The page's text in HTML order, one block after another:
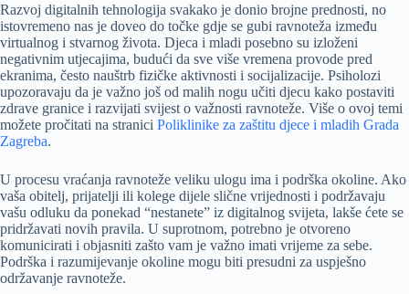
Razvoj digitalnih tehnologija svakako je donio brojne prednosti, no
istovremeno nas je doveo do točke gdje se gubi ravnoteža između
virtualnog i stvarnog života. Djeca i mladi posebno su izloženi
negativnim utjecajima, budući da sve više vremena provode pred
ekranima, često nauštrb fizičke aktivnosti i socijalizacije. Psiholozi
upozoravaju da je važno još od malih nogu učiti djecu kako postaviti
zdrave granice i razvijati svijest o važnosti ravnoteže. Više o ovoj temi
možete pročitati na stranici Poliklinike za zaštitu djece i mladih Grada
Zagreba.
U procesu vraćanja ravnoteže veliku ulogu ima i podrška okoline. Ako
vaša obitelj, prijatelji ili kolege dijele slične vrijednosti i podržavaju
vašu odluku da ponekad “nestanete” iz digitalnog svijeta, lakše ćete se
pridržavati novih pravila. U suprotnom, potrebno je otvoreno
komunicirati i objasniti zašto vam je važno imati vrijeme za sebe.
Podrška i razumijevanje okoline mogu biti presudni za uspješno
održavanje ravnoteže.